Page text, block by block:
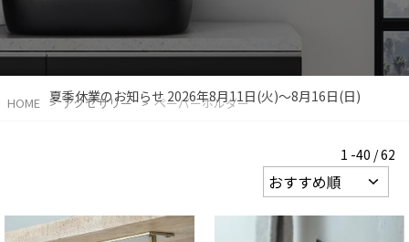
夏季休業のお知らせ 2026年8月11日(火)～8月16日(日)
HOME アクセサリー ペーパーホルダー
1 -40 / 62